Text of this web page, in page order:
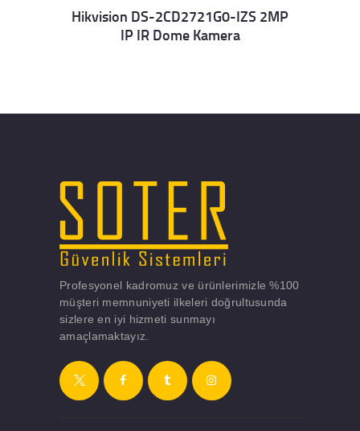
Details
Hikvision DS-2CD2721G0-IZS 2MP
IP IR Dome Kamera
Profesyonel kadromuz ve ürünlerimizle %100
müşteri memnuniyeti ilkeleri doğrultusunda
sizlere en iyi hizmeti sunmayı
amaçlamaktayız.